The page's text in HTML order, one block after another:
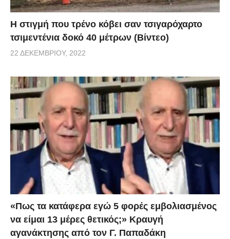
H στιγμή που τρένο κόβει σαν τσιγαρόχαρτο
τσιμεντένια δοκό 40 μέτρων (Βίντεο)
22 ΔΕΚΕΜΒΡΊΟΥ, 2022
«Πως τα κατάφερα εγώ 5 φορές εμβoλιασμένος
να είμαι 13 μέρες θετικός;» Κραυγή
αγανάκτησης από τον Γ. Παπαδάκη